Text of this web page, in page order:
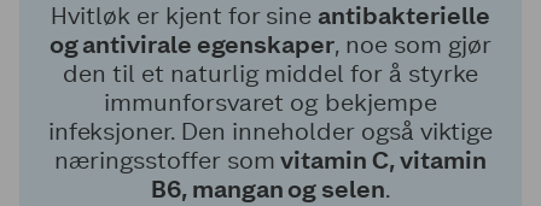
Hvitløk er kjent for sine antibakterielle
og antivirale egenskaper, noe som gjør
den til et naturlig middel for å styrke
immunforsvaret og bekjempe
infeksjoner. Den inneholder også viktige
næringsstoffer somvitamin C, vitamin
B6, mangan og selen.